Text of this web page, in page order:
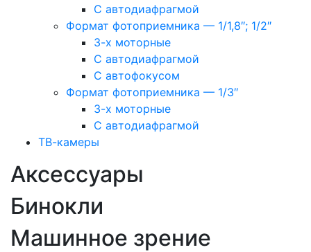
С автодиафрагмой
Формат фотоприемника — 1/1,8″; 1/2″
3-х моторные
С автодиафрагмой
С автофокусом
Формат фотоприемника — 1/3″
3-х моторные
С автодиафрагмой
ТВ-камеры
Аксессуары
Бинокли
Машинное зрение